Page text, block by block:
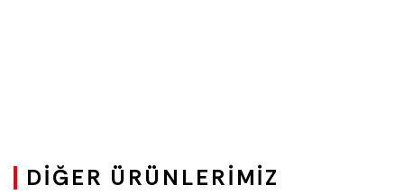
DIĞER ÜRÜNLERIMIZ